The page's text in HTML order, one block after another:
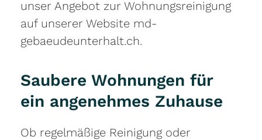
unser Angebot zur Wohnungsreinigung
auf unserer Website md-
gebaeudeunterhalt.ch.
Saubere Wohnungen für
ein angenehmes Zuhause
Ob regelmäßige Reinigung oder